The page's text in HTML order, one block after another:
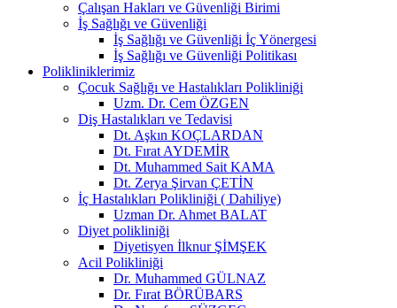
Çalışan Hakları ve Güvenliği Birimi
İş Sağlığı ve Güvenliği
İş Sağlığı ve Güvenliği İç Yönergesi
İş Sağlığı ve Güvenliği Politikası
Polikliniklerimiz
Çocuk Sağlığı ve Hastalıkları Polikliniği
Uzm. Dr. Cem ÖZGEN
Diş Hastalıkları ve Tedavisi
Dt. Aşkın KOÇLARDAN
Dt. Fırat AYDEMİR
Dt. Muhammed Sait KAMA
Dt. Zerya Şirvan ÇETİN
İç Hastalıkları Polikliniği ( Dahiliye)
Uzman Dr. Ahmet BALAT
Diyet polikliniği
Diyetisyen İlknur ŞİMŞEK
Acil Polikliniği
Dr. Muhammed GÜLNAZ
Dr. Fırat BÖRÜBARS